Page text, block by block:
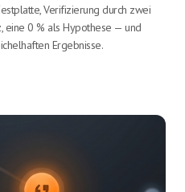
Verifizierung durch zwei
0 % als Hypothese — und
Ergebnisse.